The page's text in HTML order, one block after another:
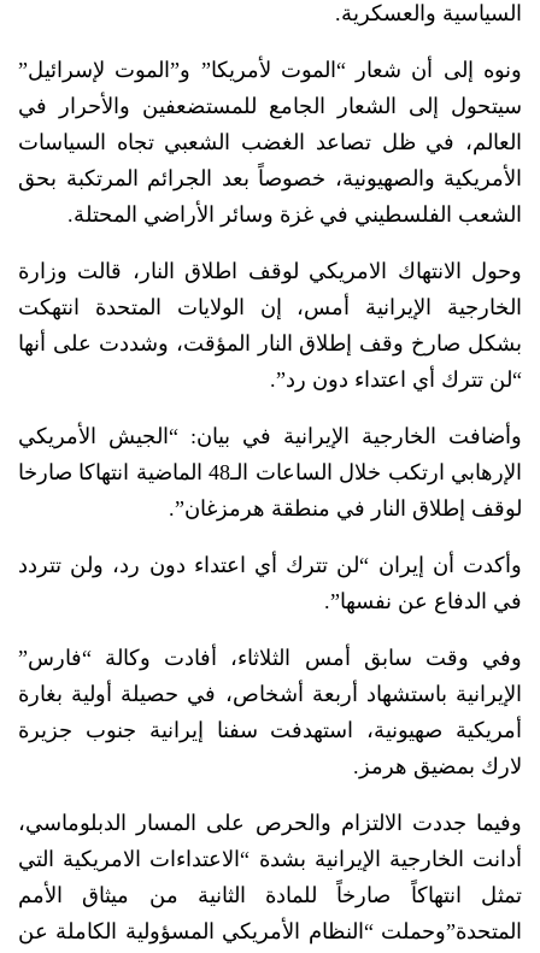
السياسية والعسكرية.
ونوه إلى أن شعار “الموت لأمريكا” و”الموت لإسرائيل”
سيتحول إلى الشعار الجامع للمستضعفين والأحرار في
العالم، في ظل تصاعد الغضب الشعبي تجاه السياسات
الأمريكية والصهيونية، خصوصاً بعد الجرائم المرتكبة بحق
الشعب الفلسطيني في غزة وسائر الأراضي المحتلة.
وحول الانتهاك الامريكي لوقف اطلاق النار، قالت وزارة
الخارجية الإيرانية أمس، إن الولايات المتحدة انتهكت
بشكل صارخ وقف إطلاق النار المؤقت، وشددت على أنها
“لن تترك أي اعتداء دون رد”.
وأضافت الخارجية الإيرانية في بيان: “الجيش الأمريكي
الإرهابي ارتكب خلال الساعات الـ48 الماضية انتهاكا صارخا
لوقف إطلاق النار في منطقة هرمزغان”.
وأكدت أن إيران “لن تترك أي اعتداء دون رد، ولن تتردد
في الدفاع عن نفسها”.
وفي وقت سابق أمس الثلاثاء، أفادت وكالة “فارس”
الإيرانية باستشهاد أربعة أشخاص، في حصيلة أولية بغارة
أمريكية صهيونية، استهدفت سفنا إيرانية جنوب جزيرة
لارك بمضيق هرمز.
وفيما جددت الالتزام والحرص على المسار الدبلوماسي،
أدانت الخارجية الإيرانية بشدة “الاعتداءات الامريكية التي
تمثل انتهاكاً صارخاً للمادة الثانية من ميثاق الأمم
المتحدة”وحملت “النظام الأمريكي المسؤولية الكاملة عن